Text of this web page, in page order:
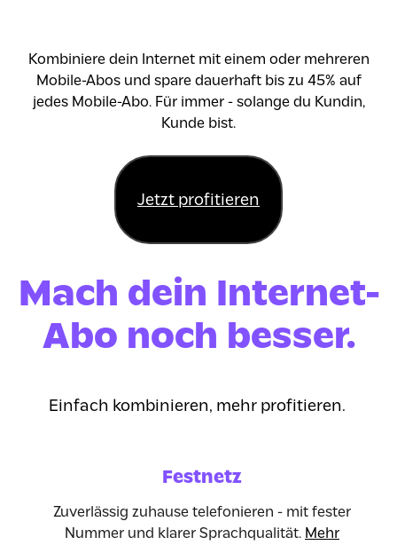
Kombiniere dein Internet mit einem oder mehreren
Mobile-Abos und spare dauerhaft bis zu 45% auf
jedes Mobile-Abo. Für immer - solange du Kundin,
Kunde bist.
Jetzt profitieren
Mach dein Internet-
Abo noch besser.
Einfach kombinieren, mehr profitieren.
Festnetz
Zuverlässig zuhause telefonieren - mit fester
Nummer und klarer Sprachqualität. Mehr